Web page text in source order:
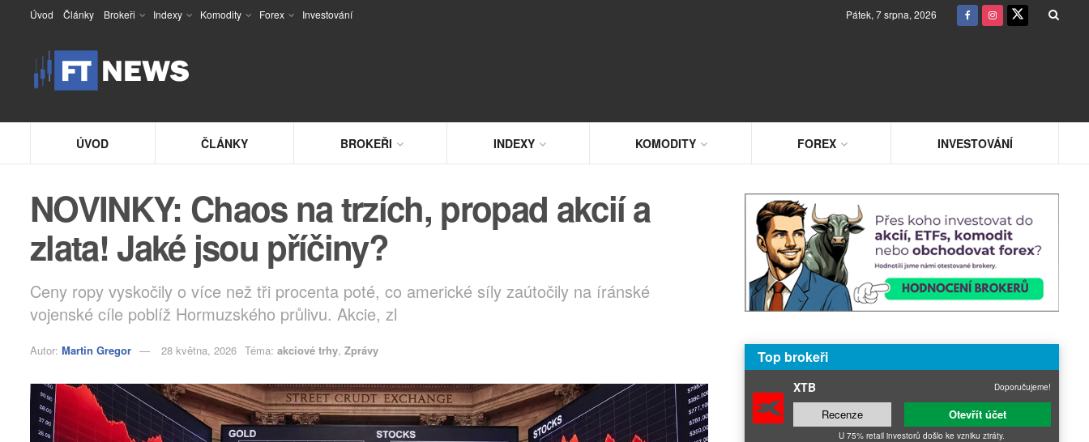
Úvod Články Brokeři Indexy Komodity Forex Investování Pátek, 7 srpna, 2026
ÚVOD ČLÁNKY BROKEŘI INDEXY KOMODITY FOREX INVESTOVÁNÍ
NOVINKY: Chaos na trzích, propad akcií a
zlata! Jaké jsou příčiny?
Ceny ropy vyskočily o více než tři procenta poté, co americké síly zaútočily na íránské
vojenské cíle poblíž Hormuzského průlivu. Akcie, zl
Autor: Martin Gregor 28 května, 2026 Téma: akciové trhy, Zprávy Top brokeři
XTB Doporučujeme!
Recenze Otevřít účet
U 75% retail investorů došlo ke vzniku ztráty.